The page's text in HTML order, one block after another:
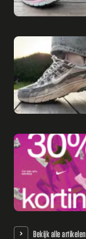
Bekijk alle artikelen